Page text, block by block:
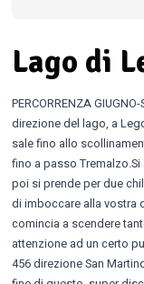
Lago di
PERCORRENZA
direzione del lago, a
sale fino allo
fino a passo Tremalzo.Si
poi si prende per due
di imboccare alla vostra
comincia a scendere
attenzione ad un certo
456 direzione San